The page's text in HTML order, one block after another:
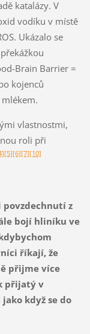
katalázy. V
vodíku v místě
Ukázalo se
Brain Barrier =
kojenců
vlastnostmi,
roli při
[5][6][7][10]
povzdechnutí z
bojí hliníku ve
říkají, že
přijme více
přijatý v
když se do